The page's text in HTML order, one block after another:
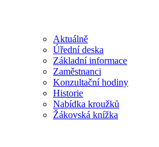
Aktuálně
Úřední deska
Základní informace
Zaměstnanci
Konzultační hodiny
Historie
Nabídka kroužků
Žákovská knížka